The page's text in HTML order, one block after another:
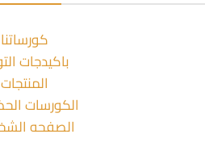
كورساتنا
باكيدجات
المنتجات
الكورسات
الصفحه